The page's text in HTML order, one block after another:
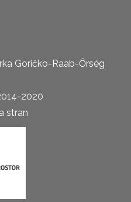
Goričko-Raab-Őrség
2020
stran